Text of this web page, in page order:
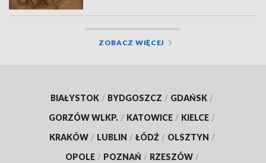
ZOBACZ WIĘCEJ
BIAŁYSTOK / BYDGOSZCZ / GDAŃSK /
GORZÓW WLKP. / KATOWICE / KIELCE /
KRAKÓW / LUBLIN / ŁÓDŹ / OLSZTYN /
OPOLE / POZNAŃ / RZESZÓW /